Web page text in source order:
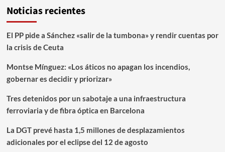
Noticias recientes
El PP pide a Sánchez «salir de la tumbona» y rendir cuentas por
la crisis de Ceuta
Montse Mínguez: «Los áticos no apagan los incendios,
gobernar es decidir y priorizar»
Tres detenidos por un sabotaje a una infraestructura
ferroviaria y de fibra óptica en Barcelona
La DGT prevé hasta 1,5 millones de desplazamientos
adicionales por el eclipse del 12 de agosto